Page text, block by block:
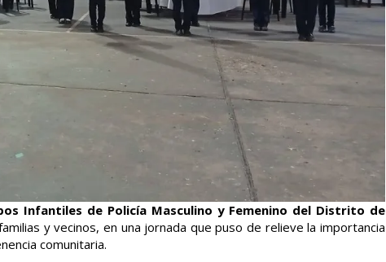
Infantiles de Policía Masculino y Femenino del Distrito de
y vecinos, en una jornada que puso de relieve la importancia
comunitaria.